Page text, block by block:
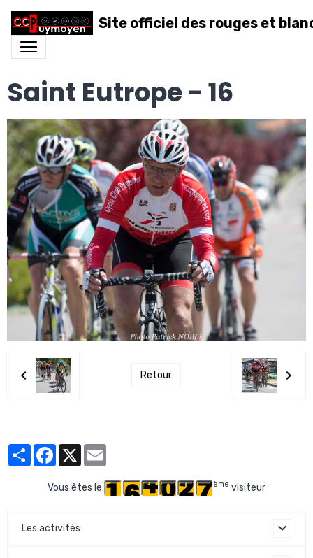
Site officiel des rouges et
Saint Eutrope - 16
Retour
PartagerFacebook
X
Vous êtes le ème visiteur
Les activités